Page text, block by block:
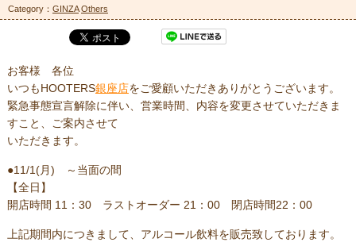
Category： GINZA Others
お客様 各位
いつもHOOTERS銀座店をご愛顧いただきありがとうございます。
緊急事態宣言解除に伴い、営業時間、内容を変更させていただきま
すこと、ご案内させて
いただきます。
●11/1(月) ～当面の間
【全日】
開店時間 11：30 ラストオーダー 21：00 閉店時間22：00
上記期間内につきまして、アルコール飲料を販売致しております。